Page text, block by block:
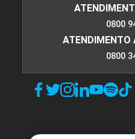
0800
ATENDIMENTO
0800